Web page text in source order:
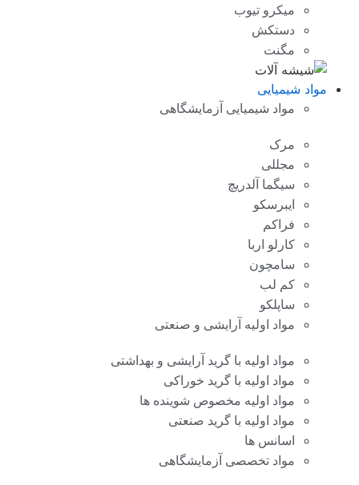
میکرو تیوب
دستکش
مگنت
مواد شیمیایی
مواد شیمیایی آزمایشگاهی
مرک
مجللی
سیگما آلدریچ
ایبرسکو
فراکم
کارلو اربا
سامچون
کم لب
ساپلکو
مواد اولیه آرایشی و صنعتی
مواد اولیه با گرید آرایشی و بهداشتی
مواد اولیه با گرید خوراکی
مواد اولیه مخصوص شوینده ها
مواد اولیه با گرید صنعتی
اسانس ها
مواد تخصصی آزمایشگاهی